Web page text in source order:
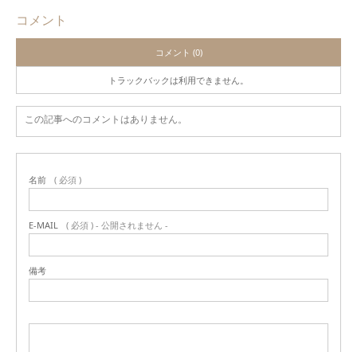
コメント
コメント (0)
トラックバックは利用できません。
この記事へのコメントはありません。
名前 ( 必須 )
E-MAIL ( 必須 ) - 公開されません -
備考